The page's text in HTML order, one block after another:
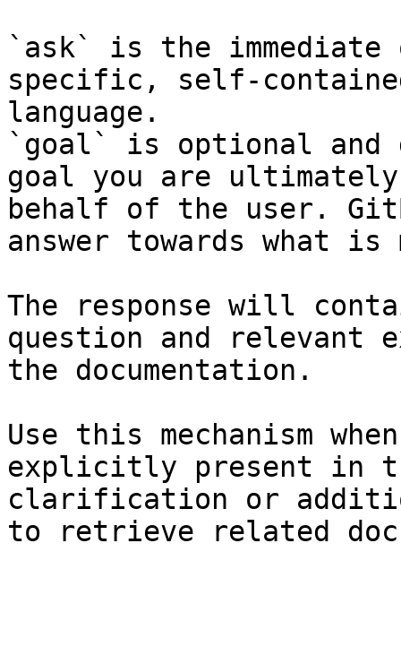
`ask` is the
specific, self-
language.
`goal` is optional and
goal you are
behalf of the user.
answer towards what
The response will
question and relevant
the documentation.
Use this mechanism
explicitly present in
clarification or